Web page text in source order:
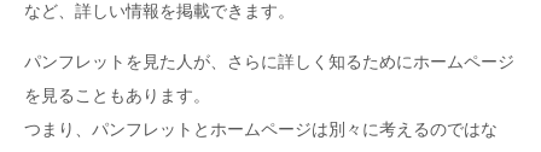
など、詳しい情報を掲載できます。
パンフレットを見た人が、さらに詳しく知るためにホームページ
を見ることもあります。
つまり、パンフレットとホームページは別々に考えるのではな